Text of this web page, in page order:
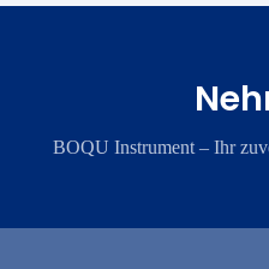
BOQU Instrument – ​​Ihr